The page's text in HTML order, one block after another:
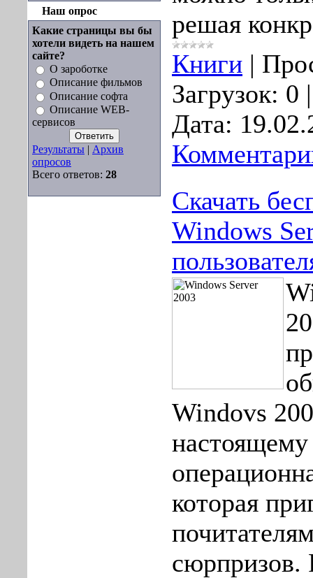
Наш опрос
Какие страницы вы бы
хотели видеть на нашем
сайте?
О зароботке
Описание фильмов
Описание софта
Описание WEB-
сервисов
Результаты | Архив
опросов
Всего ответов: 28
решая
Книги |
Загрузок: 0
Дата:
Скачать
Windows
Windovs
настоящему
которая
сюрпризов.